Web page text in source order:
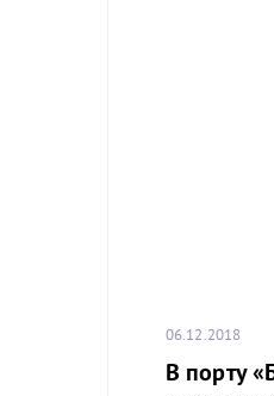
06.12.2018
В порту